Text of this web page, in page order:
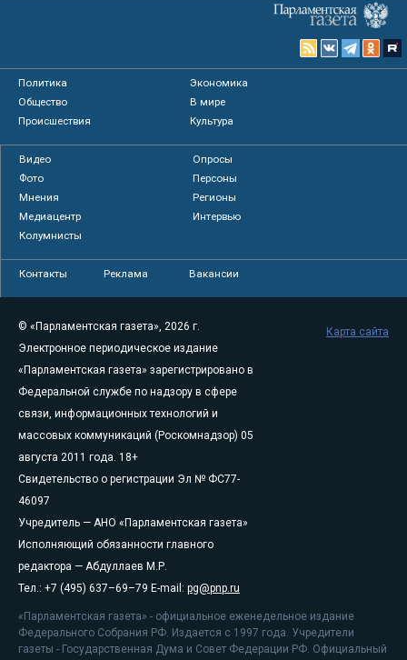
Политика
Экономика
Общество
В мире
Происшествия
Культура
Видео
Опросы
Фото
Персоны
Мнения
Регионы
Медиацентр
Интервью
Колумнисты
Контакты Реклама Вакансии
© «Парламентская газета», 2026 г.
Электронное периодическое издание
«Парламентская газета» зарегистрировано в
Федеральной службе по надзору в сфере
связи, информационных технологий и
массовых коммуникаций (Роскомнадзор) 05
августа 2011 года. 18+
Свидетельство о регистрации Эл № ФС77-
46097
Учредитель — АНО «Парламентская газета»
Исполняющий обязанности главного
редактора — Абдуллаев М.Р.
Тел.: +7 (495) 637–69–79 E-mail: pg@pnp.ru
«Парламентская газета» - официальное еженедельное издание
Федерального Собрания РФ. Издается с 1997 года. Учредители
газеты - Государственная Дума и Совет Федерации РФ. Официальный
Карта сайта